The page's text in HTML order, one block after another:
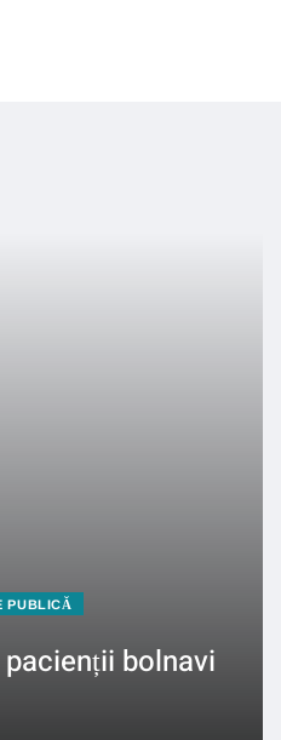
PUBLICĂ
bolnavi